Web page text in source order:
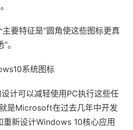
要特征是“圆角使这些图标更真
”。
系统图标
计可以减轻使用PC执行这些任
是Microsoft在过去几年中开发
重新设计Windows 10核心应用